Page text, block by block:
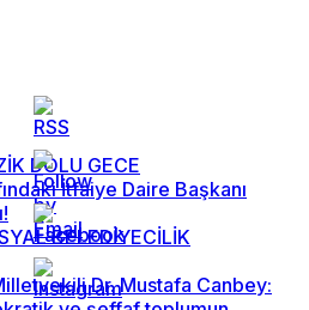
DOLU GECE
İtfaiye Daire Başkanı
BELEDİYECİLİK
Dr. Mustafa Canbey: